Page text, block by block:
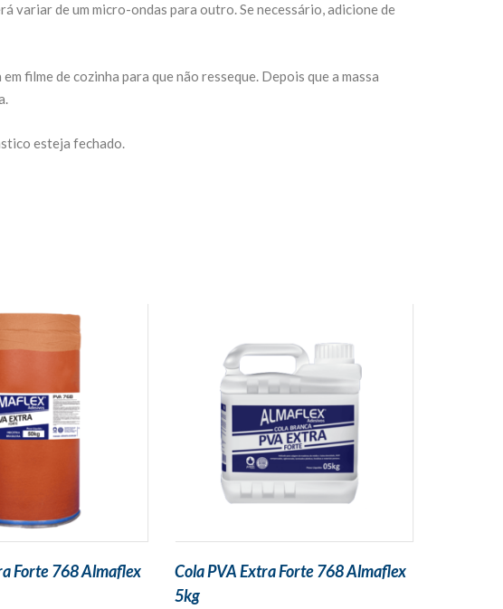
variar de um micro-ondas para outro. Se necessário, adicione de
filme de cozinha para que não resseque. Depois que a massa
esteja fechado.
Forte 768 Almaflex
Cola PVA Extra Forte 768 Almaflex
5kg